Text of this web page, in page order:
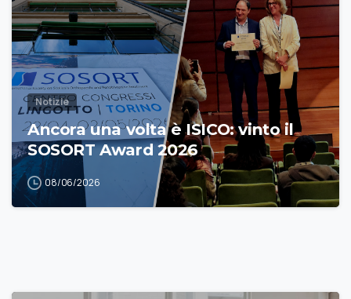
Notizie
Ancora una volta è ISICO: vinto il
SOSORT Award 2026
08/06/2026